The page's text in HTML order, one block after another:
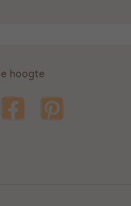
hoogte